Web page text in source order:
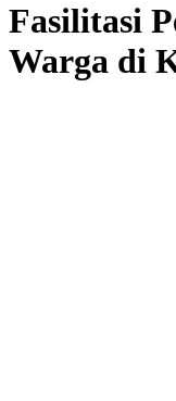
Fasilitasi
Warga di